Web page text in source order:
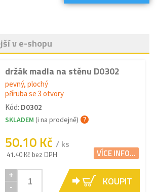
v e-shopu
držák madla na stěnu D0302
pevný, plochý
příruba se 3 otvory
Kód: D0302
SKLADEM (i na prodejně)
50.10 Kč / ks
41.40 Kč bez DPH VÍCE INFO...
+
-
KOUPIT